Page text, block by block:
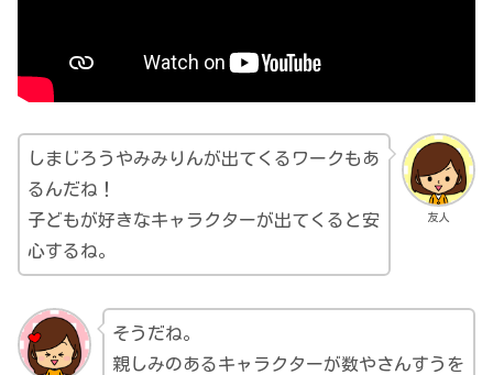
友人
しまじろうやみみりんが出てくるワークもあ
るんだね！
子どもが好きなキャラクターが出てくると安
心するね。
そうだね。
親しみのあるキャラクターが数やさんすうを